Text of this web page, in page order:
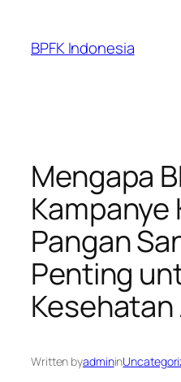
content
BPFK Indonesia
Mengapa
Kampanye
Pangan
Penting
Kesehatan
Written byadminin